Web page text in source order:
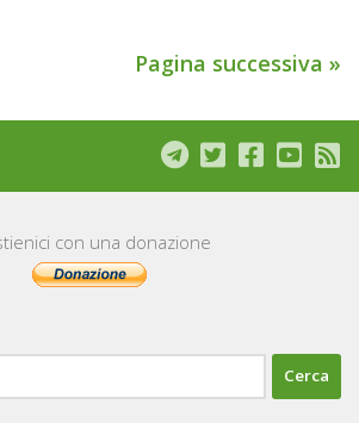
Pagina successiva »
con una donazione